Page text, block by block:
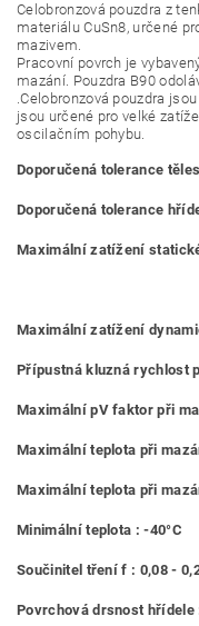
Celobronzová pouzdra z
materiálu CuSn8, určené
mazivem.
Pracovní povrch je
mazání. Pouzdra B90
.Celobronzová pouzdra
jsou určené pro velké
oscilačním pohybu.
Doporučená tolerance
Doporučená tolerance
Maximální zatížení
Maximální zatížení
Přípustná kluzná rychlost
Maximální pV faktor při
Maximální teplota při
Maximální teplota při
Minimální teplota : -40°C
Součinitel tření f : 0,08 -
Povrchová drsnost hřídele